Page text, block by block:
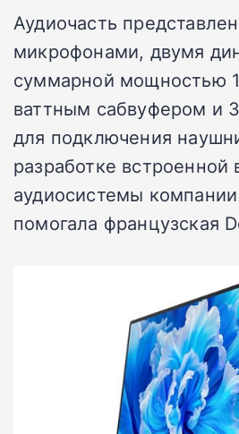
Аудиочасть
микрофонами, двумя
суммарной мощностью
ваттным сабвуфером и
для подключения
разработке
аудиосистемы
помогала французская